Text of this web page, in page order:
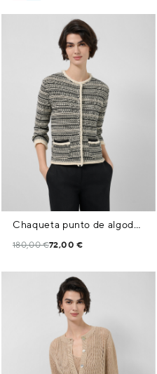
Chaqueta punto de algodón estructura blanco y negro
180,00 €72,00 €